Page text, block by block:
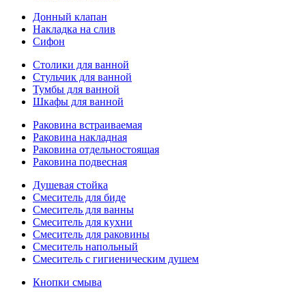
Донный клапан
Накладка на слив
Сифон
Столики для ванной
Стульчик для ванной
Тумбы для ванной
Шкафы для ванной
Раковина встраиваемая
Раковина накладная
Раковина отдельностоящая
Раковина подвесная
Душевая стойка
Смеситель для биде
Смеситель для ванны
Смеситель для кухни
Смеситель для раковины
Смеситель напольный
Смеситель с гигиеническим душем
Кнопки смыва